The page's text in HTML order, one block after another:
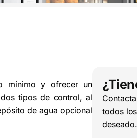
mínimo y ofrecer un
tipos de control, al
de agua opcional
todos
deseado.